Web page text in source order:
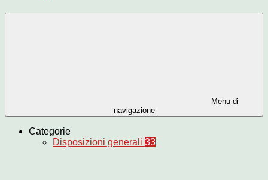
Menu di
navigazione
Categorie
Disposizioni generali 33